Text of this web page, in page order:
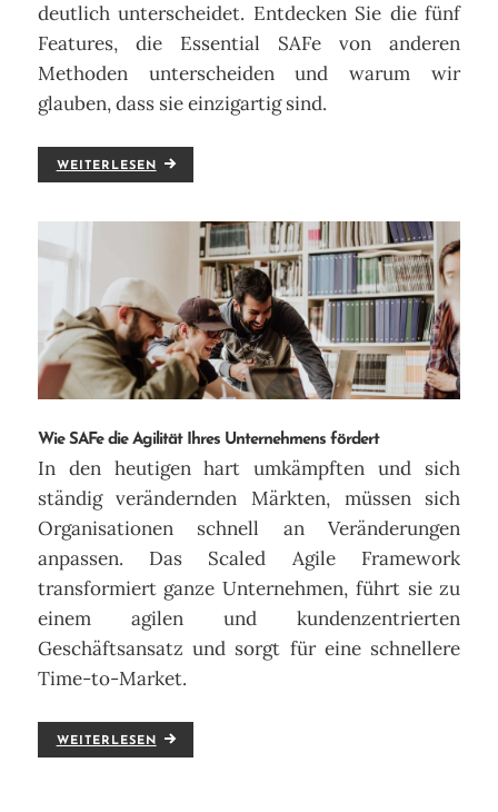
deutlich unterscheidet. Entdecken Sie die fünf
Features, die Essential SAFe von anderen
Methoden unterscheiden und warum wir
glauben, dass sie einzigartig sind.
WEITERLESEN
Wie SAFe die Agilität Ihres Unternehmens fördert
In den heutigen hart umkämpften und sich
ständig verändernden Märkten, müssen sich
Organisationen schnell an Veränderungen
anpassen. Das Scaled Agile Framework
transformiert ganze Unternehmen, führt sie zu
einem agilen und kundenzentrierten
Geschäftsansatz und sorgt für eine schnellere
Time-to-Market.
WEITERLESEN